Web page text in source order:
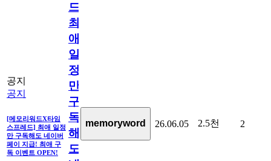
공지
공지
[메모리워드X타임
스프레드] 최애 일정
만 구독해도 네이버
페이 지급! 최애 구
독 이벤트 OPEN!
드]
최
애
일
정
만
구
독
해
도
memoryword 26.06.05 2.5천 2